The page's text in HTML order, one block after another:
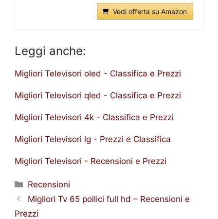
Vedi offerta su Amazon
Leggi anche:
Migliori Televisori oled - Classifica e Prezzi
Migliori Televisori qled - Classifica e Prezzi
Migliori Televisori 4k - Classifica e Prezzi
Migliori Televisori lg - Prezzi e Classifica
Migliori Televisori - Recensioni e Prezzi
Categorie
Recensioni
Migliori Tv 65 pollici full hd – Recensioni e
Prezzi